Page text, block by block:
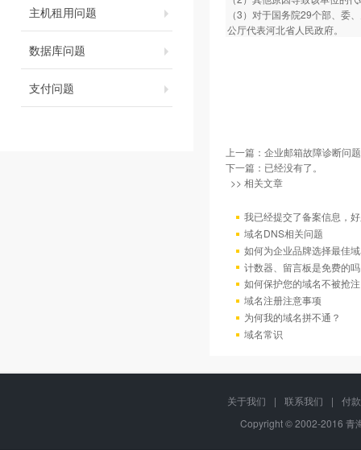
主机租用问题
数据库问题
支付问题
（3）对于国务院29个部、委
公厅代表河北省人民政府。
上一篇： 企业邮箱故障诊断问
下一篇：已经没有了。
>> 相关文章
我已经提交了备案信息，
域名DNS相关问题
如何为企业品牌选择最佳
计数器、留言板是免费的
如何保护您的域名不被抢注
域名注册注意事项
为何我的域名拼不通？
域名常识
关于我们 | 联系我们 |
付
Copyright © 2002-2016 青